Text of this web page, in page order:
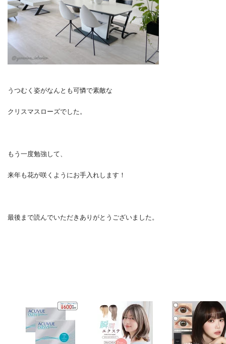
うつむく姿がなんとも可憐で素敵な
クリスマスローズでした。
もう一度勉強して、
来年も花が咲くようにお手入れします！
最後まで読んでいただきありがとうございました。